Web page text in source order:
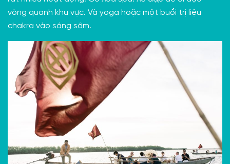
vòng quanh khu vực. Và yoga hoặc một buổi trị liệu
chakra vào sáng sớm.